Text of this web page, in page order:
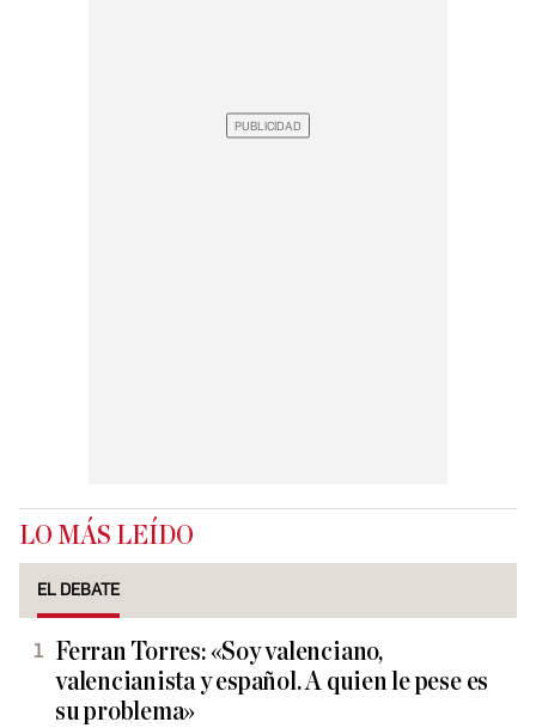
LO MÁS LEÍDO
EL DEBATE
Ferran Torres: «Soy valenciano,
valencianista y español. A quien le pese es
su problema»